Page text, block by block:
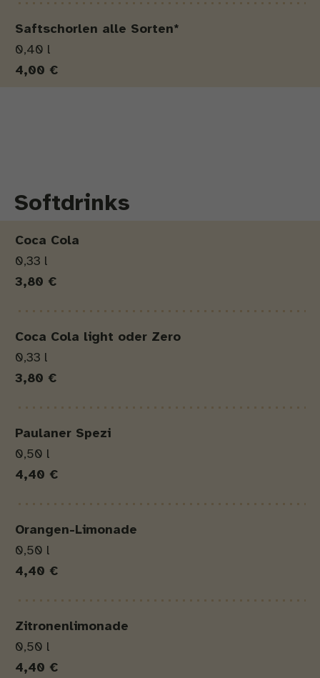
Saftschorlen alle Sorten*
0,40 l
4,00 €
Softdrinks
Coca Cola
0,33 l
3,80 €
Coca Cola light oder Zero
0,33 l
3,80 €
Paulaner Spezi
0,50 l
4,40 €
Orangen-Limonade
0,50 l
4,40 €
Zitronenlimonade
0,50 l
4,40 €